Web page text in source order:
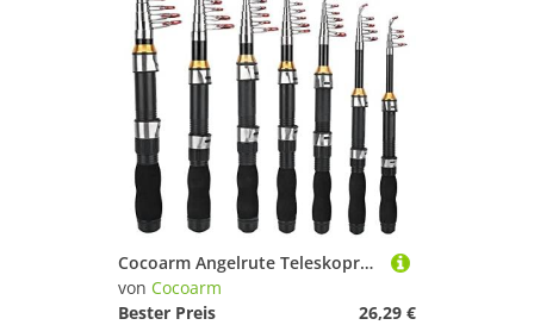
Cocoarm Angelrute Teleskoprute Kleine Seerute Tragbare Kurze Stange Eisangelrute Teleskop Angelrute für Salzwasser Süßwasser(2.)
von Cocoarm
Bester Preis
26,29 €